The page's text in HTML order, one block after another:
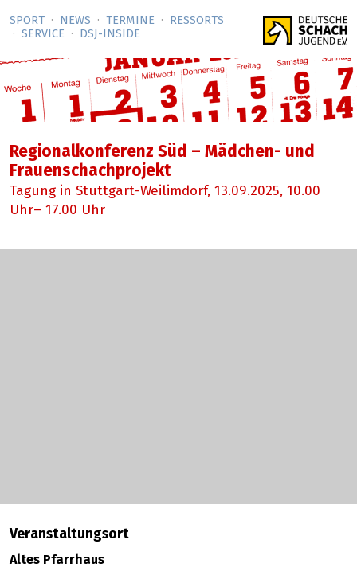
SPORT NEWS TERMINE
RESSORTS
SERVICE
DSJ-­INSIDE
Regionalkonferenz Süd – Mädchen- und
Frauenschachprojekt
Tagung in Stuttgart-Weilimdorf, 13.09.2025, 10.00
Uhr– 17.00 Uhr
Veranstaltungsort
Altes Pfarrhaus